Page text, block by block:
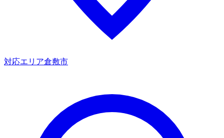
対応エリア倉敷市